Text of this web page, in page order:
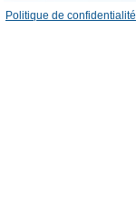
Politique de confidentialité